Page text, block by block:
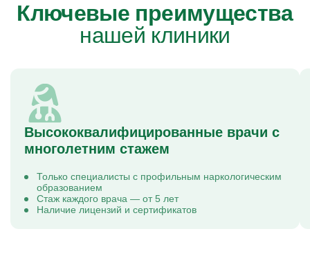
Ключевые преимущества
нашей клиники
Высококвалифицированные врачи с
многолетним стажем
Только специалисты с профильным наркологическим
образованием
Стаж каждого врача — от 5 лет
Наличие лицензий и сертификатов